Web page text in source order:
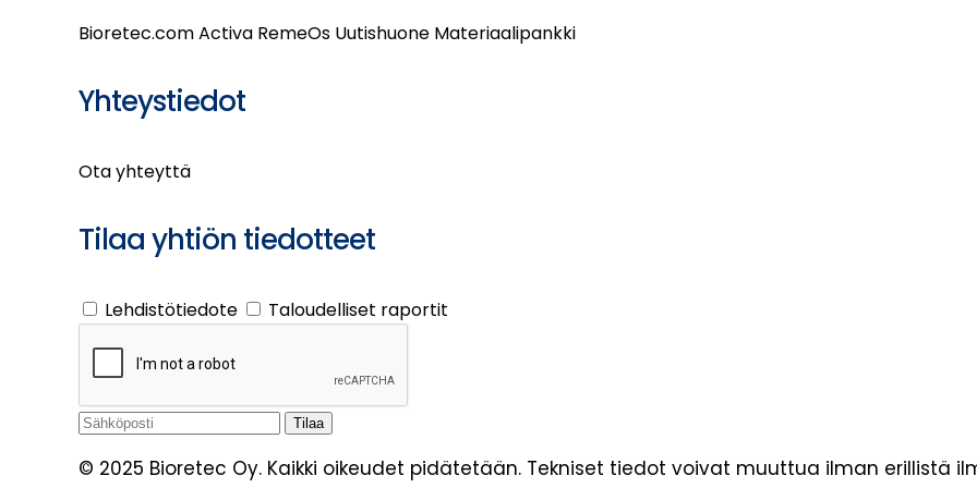
Bioretec.comActiva RemeOs Uutishuone Materiaalipankki
Yhteystiedot
Ota yhteyttä
Tilaa yhtiön tiedotteet
Lehdistötiedote Taloudelliset raportit
© 2025 Bioretec Oy. Kaikki oikeudet pidätetään. Tekniset tiedot voivat muuttua ilman erillistä